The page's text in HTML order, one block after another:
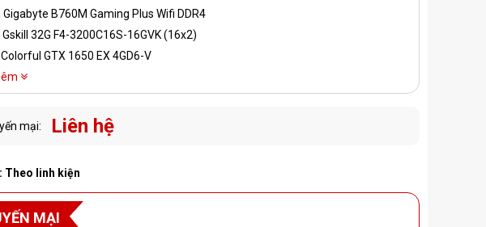
Gigabyte B760M Gaming Plus Wifi DDR4
Gskill 32G F4-3200C16S-16GVK (16x2)
GTX 1650 EX 4GD6-V
mại: Liên hệ
Theo linh kiện
MẠI